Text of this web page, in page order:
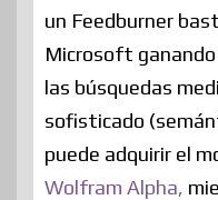
un Feedburner
Microsoft
las búsquedas
sofisticado
puede adquirir el
Wolfram Alpha,